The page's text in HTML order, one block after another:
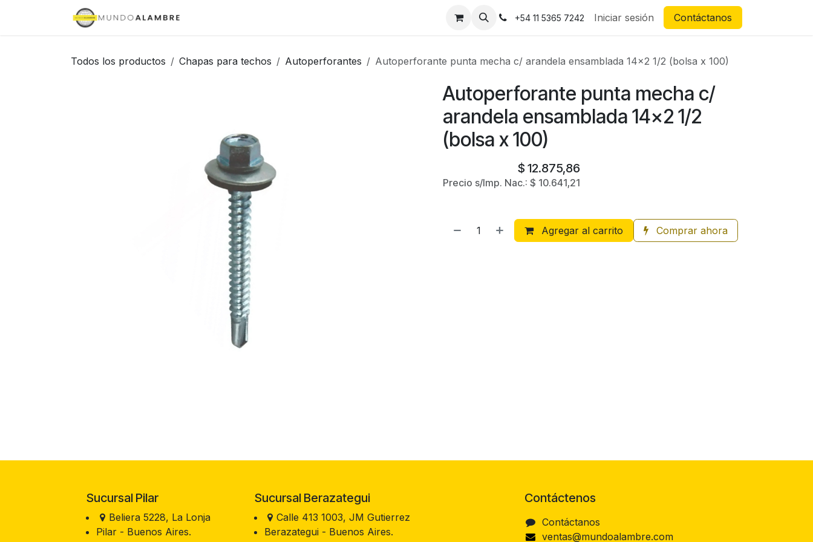
+54 11 5365 7242 Iniciar sesión Contáctanos
Todos los productos Chapas para techos Autoperforantes Autoperforante punta mecha c/ arandela ensamblada 14x2 1/2 (bolsa x 100)
Autoperforante punta mecha c/
arandela ensamblada 14x2 1/2
(bolsa x 100)
$ 12.875,86
Precio s/Imp. Nac.: $ 10.641,21
Agregar al carrito Comprar ahora
Sucursal Pilar
Beliera 5228, La Lonja
Pilar - Buenos Aires.
Contáctenos
Contáctanos
ventas@mundoalambre.com
Sucursal Berazategui
Calle 413 1003, JM Gutierrez
Berazategui - Buenos Aires.